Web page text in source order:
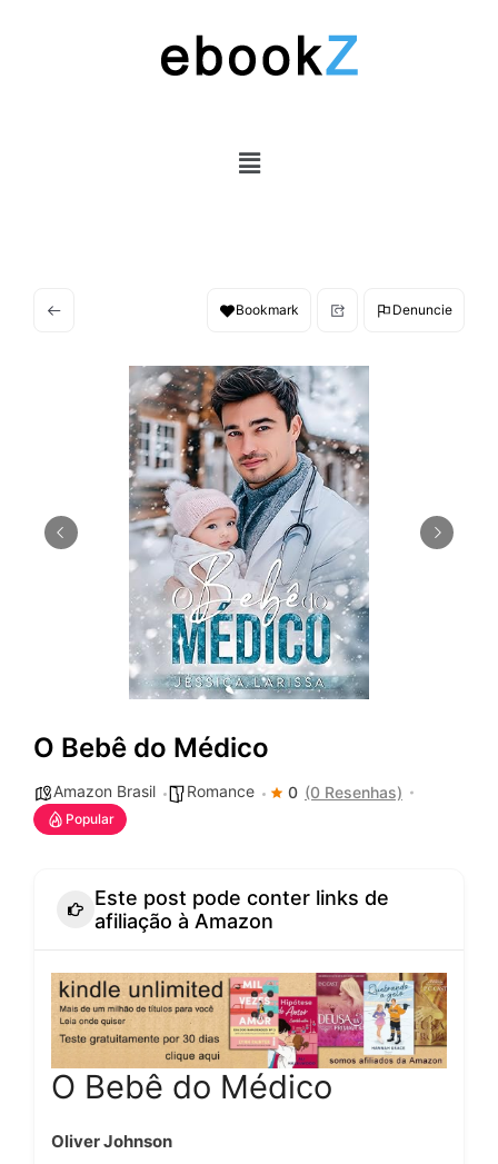
Bookmark Denuncie
O Bebê do Médico
Amazon Brasil Romance 0 (0 Resenhas)
Popular
Este post pode conter links de
afiliação à Amazon
O Bebê do Médico
Oliver Johnson